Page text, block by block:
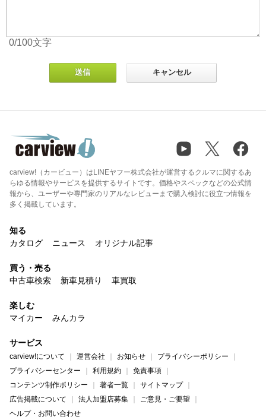
0/100文字
carview!（カービュー）はLINEヤフー株式会社が運営するクルマに関するあ
らゆる情報やサービスを提供するサイトです。価格やスペックなどの公式情
報から、ユーザーや専門家のリアルなレビューまで購入検討に役立つ情報を
多く掲載しています。
知る
カタログ
ニュース オリジナル記事
買う・売る
中古車検索
新車見積り 車買取
楽しむ
マイカー
みんカラ
サービス
carview!について 運営会社 お知らせ
プライバシーポリシー
プライバシーセンター
利用規約
免責事項
コンテンツ制作ポリシー
著者一覧
サイトマップ
広告掲載について
法人加盟店募集
ご意見・ご要望
ヘルプ・お問い合わせ